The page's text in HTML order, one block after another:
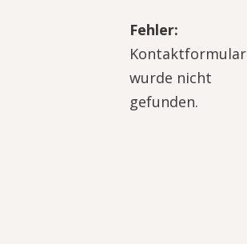
Fehler:
Kontaktformular
wurde nicht
gefunden.